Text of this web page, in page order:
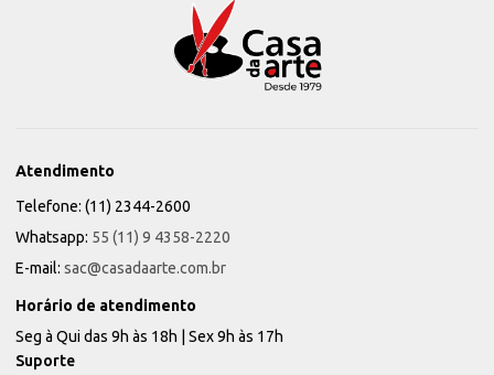
Atendimento
Telefone: (11) 2344-2600
Whatsapp: 55 (11) 9 4358-2220
E-mail: sac@casadaarte.com.br
Horário de atendimento
Seg à Qui das 9h às 18h | Sex 9h às 17h
Suporte